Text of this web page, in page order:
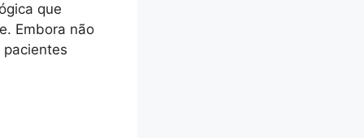
que
Embora não